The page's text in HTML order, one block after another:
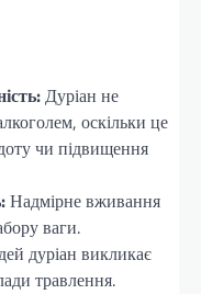
Дуріан не
оскільки це
чи підвищення
Надмірне вживання
ваги.
дуріан викликає
травлення.